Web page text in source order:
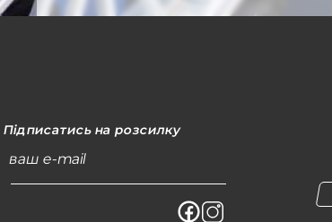
Підписатись на розсилку
ваш e-mail